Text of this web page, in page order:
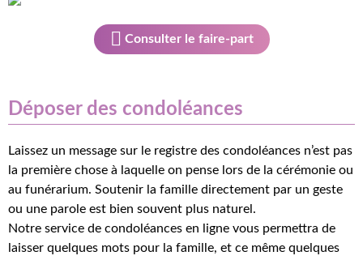
Consulter le faire-part
Déposer des condoléances
Laissez un message sur le registre des condoléances n’est pas
la première chose à laquelle on pense lors de la cérémonie ou
au funérarium. Soutenir la famille directement par un geste
ou une parole est bien souvent plus naturel.
Notre service de condoléances en ligne vous permettra de
laisser quelques mots pour la famille, et ce même quelques